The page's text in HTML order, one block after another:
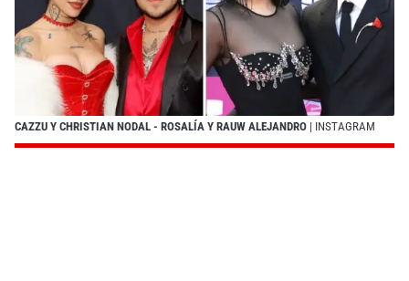
CAZZU Y CHRISTIAN NODAL - ROSALÍA Y RAUW ALEJANDRO | INSTAGRAM